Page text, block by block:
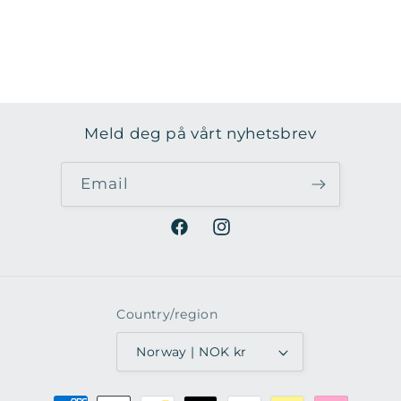
Meld deg på vårt nyhetsbrev
Email
FacebookInstagram
Country/region
Norway | NOK kr
Payment